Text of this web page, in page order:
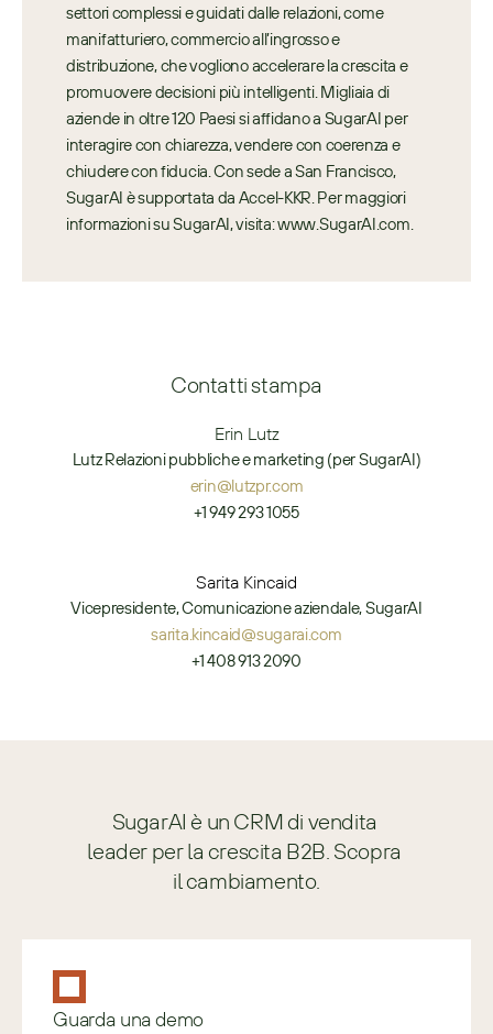
settori complessi e guidati dalle relazioni, come
manifatturiero, commercio all’ingrosso e
distribuzione, che vogliono accelerare la crescita e
promuovere decisioni più intelligenti. Migliaia di
aziende in oltre 120 Paesi si affidano a SugarAI per
interagire con chiarezza, vendere con coerenza e
chiudere con fiducia. Con sede a San Francisco,
SugarAI è supportata da Accel-KKR. Per maggiori
informazioni su SugarAI, visita: www.SugarAI.com.
Contatti stampa
Erin Lutz
Lutz Relazioni pubbliche e marketing (per SugarAI)
erin@lutzpr.com
+1 949 293 1055
Sarita Kincaid
Vicepresidente, Comunicazione aziendale, SugarAI
sarita.kincaid@sugarai.com
+1 408 913 2090
SugarAI è un CRM di vendita
leader per la crescita B2B. Scopra
il cambiamento.
Guarda una demo